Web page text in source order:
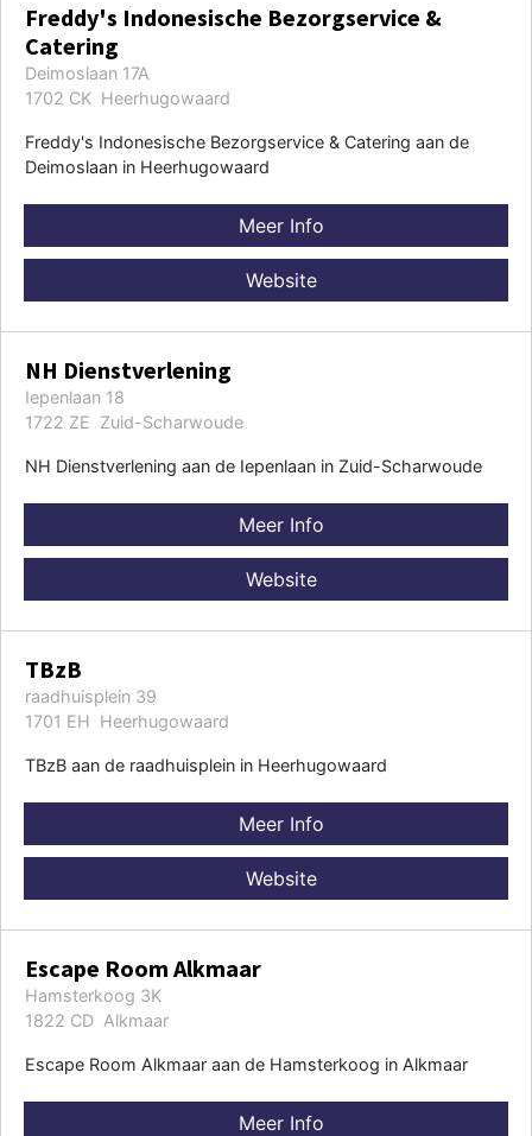
Freddy's Indonesische Bezorgservice &
Catering
Deimoslaan 17A
1702 CK Heerhugowaard
Freddy's Indonesische Bezorgservice & Catering aan de
Deimoslaan in Heerhugowaard
Meer Info
Website
NH Dienstverlening
Iepenlaan 18
1722 ZE Zuid-Scharwoude
NH Dienstverlening aan de Iepenlaan in Zuid-Scharwoude
Meer Info
Website
TBzB
raadhuisplein 39
1701 EH Heerhugowaard
TBzB aan de raadhuisplein in Heerhugowaard
Meer Info
Website
Escape Room Alkmaar
Hamsterkoog 3K
1822 CD Alkmaar
Escape Room Alkmaar aan de Hamsterkoog in Alkmaar
Meer Info